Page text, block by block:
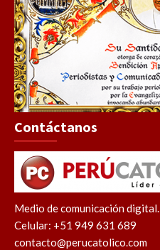
Contáctanos
Medio de comunicación digital.
Celular: +51 949 631 689
contacto@perucatolico.com